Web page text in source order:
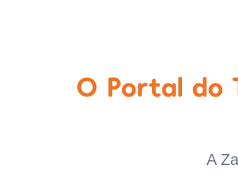
O Portal do
A